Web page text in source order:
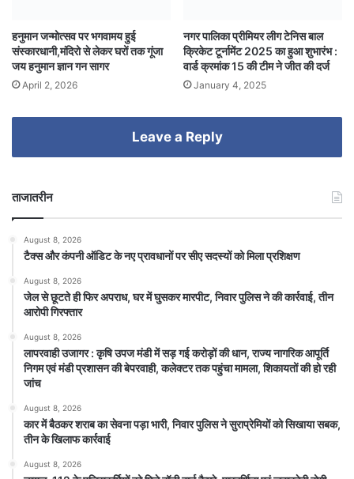
हनुमान जन्मोत्सव पर भगवामय हुई
संस्कारधानी,मंदिरो से लेकर घरों तक गूंजा
जय हनुमान ज्ञान गन सागर
April 2, 2026
नगर पालिका प्रीमियर लीग टेनिस बाल
क्रिकेट टूर्नामेंट 2025 का हुआ शुभारंभ :
वार्ड क्रमांक 15 की टीम ने जीत की दर्ज
January 4, 2025
Leave a Reply
ताजातरीन
August 8, 2026
टैक्स और कंपनी ऑडिट के नए प्रावधानों पर सीए सदस्यों को मिला प्रशिक्षण
August 8, 2026
जेल से छूटते ही फिर अपराध, घर में घुसकर मारपीट, निवार पुलिस ने की कार्रवाई, तीन
आरोपी गिरफ्तार
August 8, 2026
लापरवाही उजागर : कृषि उपज मंडी में सड़ गई करोड़ों की धान, राज्य नागरिक आपूर्ति
निगम एवं मंडी प्रशासन की बेपरवाही, कलेक्टर तक पहुंचा मामला, शिकायतों की हो रही
जांच
August 8, 2026
कार में बैठकर शराब का सेवना पड़ा भारी, निवार पुलिस ने सुराप्रेमियों को सिखाया सबक,
तीन के खिलाफ कार्रवाई
August 8, 2026